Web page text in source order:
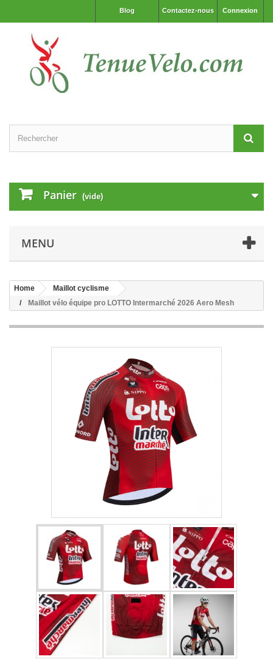
Connexion
Contactez-nous
Blog
Panier (vide)
MENU
Home
Maillot cyclisme
Maillot vélo équipe pro LOTTO Intermarché 2026 Aero Mesh